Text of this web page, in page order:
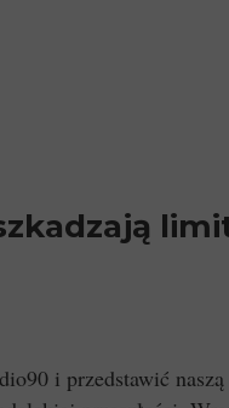
i przedstawić